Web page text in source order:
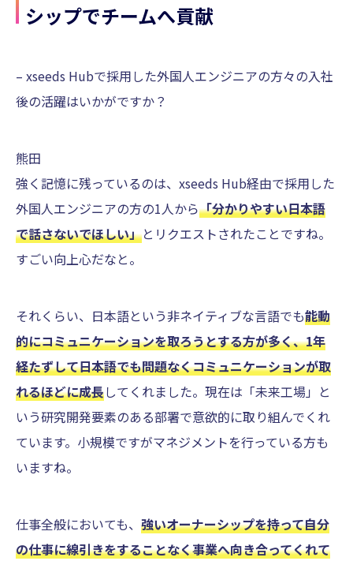
シップでチームへ貢献
– xseeds Hubで採用した外国人エンジニアの方々の入社
後の活躍はいかがですか？
熊田
強く記憶に残っているのは、xseeds Hub経由で採用した
外国人エンジニアの方の1人から「分かりやすい日本語
で話さないでほしい」とリクエストされたことですね。
すごい向上心だなと。
それくらい、日本語という非ネイティブな言語でも能動
的にコミュニケーションを取ろうとする方が多く、1年
経たずして日本語でも問題なくコミュニケーションが取
れるほどに成長してくれました。現在は「未来工場」と
いう研究開発要素のある部署で意欲的に取り組んでくれ
ています。小規模ですがマネジメントを行っている方も
いますね。
仕事全般においても、 強いオーナーシップを持って自分
の仕事に線引きをすることなく事業へ向き合ってくれて